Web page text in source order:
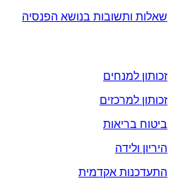
שאלות ותשובות בנושא הפנסיה
זכותון למנחים
זכותון למרכזים
ביטוח בריאות
היריון ולידה
התעדכנות אקדמית